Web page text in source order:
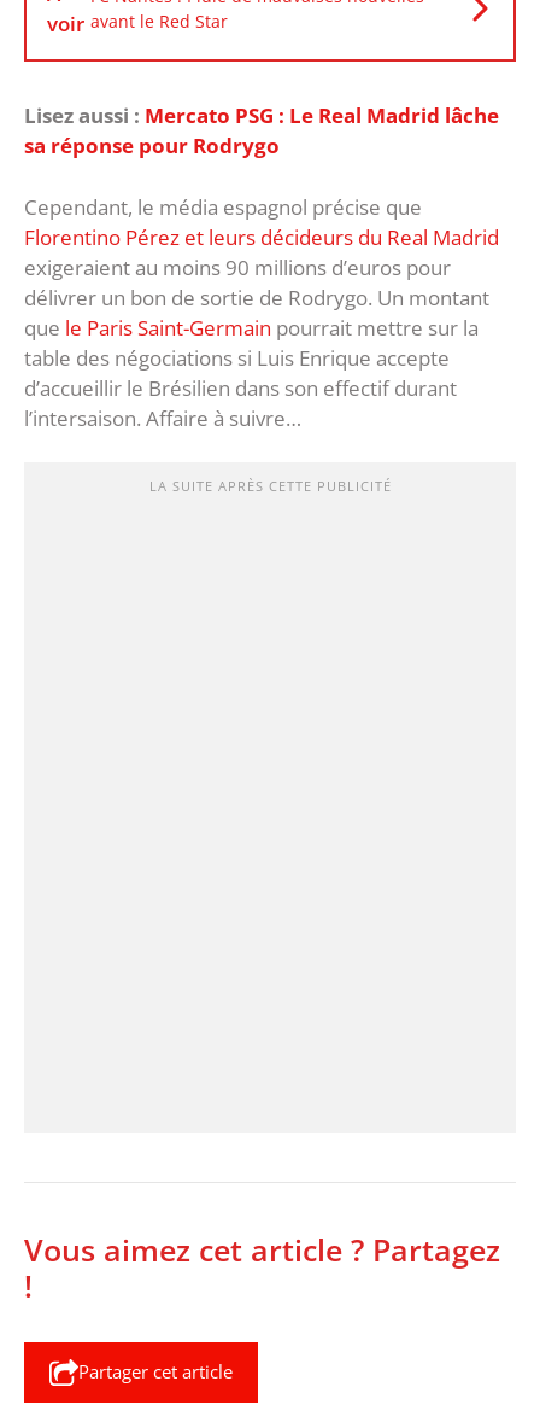
voir avant le Red Star
Lisez aussi : Mercato PSG : Le Real Madrid lâche
sa réponse pour Rodrygo
Cependant, le média espagnol précise que
Florentino Pérez et leurs décideurs du Real Madrid
exigeraient au moins 90 millions d’euros pour
délivrer un bon de sortie de Rodrygo. Un montant
que le Paris Saint-Germain pourrait mettre sur la
table des négociations si Luis Enrique accepte
d’accueillir le Brésilien dans son effectif durant
l’intersaison. Affaire à suivre…
LA SUITE APRÈS CETTE PUBLICITÉ
Vous aimez cet article ? Partagez
!
Partager cet article